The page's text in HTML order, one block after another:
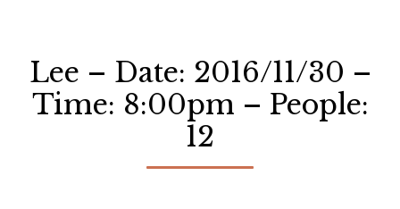
Lee – Date: 2016/11/30 –
Time: 8:00pm – People:
12